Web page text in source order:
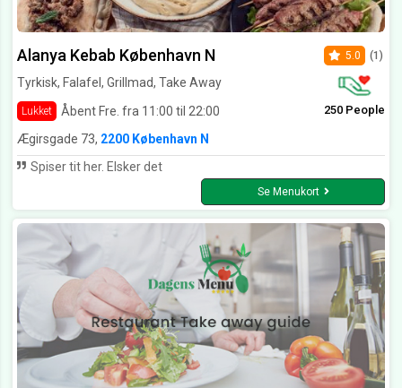
Alanya Kebab København N
Tyrkisk, Falafel, Grillmad, Take Away
Lukket Åbent Fre. fra 11:00 til 22:00
5.0 (1)
250 People
Ægirsgade 73, 2200 København N
Spiser tit her. Elsker det
Se Menukort